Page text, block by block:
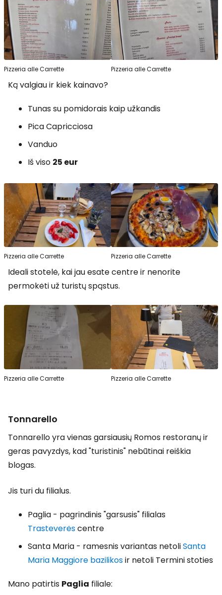
Pizzeria alle Carrette Pizzeria alle Carrette
Ką valgiau ir kiek kainavo?
Tunas su pomidorais kaip užkandis
Pica Capricciosa
Vanduo
Iš viso 25 eur
Pizzeria alle Carrette Pizzeria alle Carrette
Ideali stotelė, kai jau esate centre ir nenorite
permokėti už turistų spąstus.
Pizzeria alle Carrette Pizzeria alle Carrette
Tonnarello
Tonnarello yra vienas garsiausių Romos restoranų ir
geras pavyzdys, kad "turistinis" nebūtinai reiškia
blogas.
Jis turi du filialus.
Paglia - pagrindinis "garsusis" filialas
Trasteverėscentre
Santa Maria - ramesnis variantas netoliSanta
Maria Maggiore bazilikosir netoli Termini stoties
Mano patirtis Paglia filiale: